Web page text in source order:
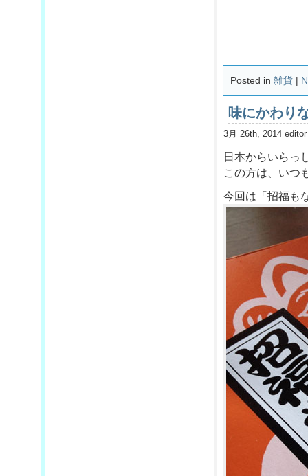
Posted in 雑貨 |
味にかわり
3月 26th, 2014 editor
日本からいらっ
この方は、いつ
今回は「招福も